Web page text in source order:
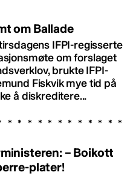
om Ballade
IFPI-regisserte
om forslaget
brukte IFPI-
Fiskvik mye tid på
å diskreditere...
– Boikott
plater!